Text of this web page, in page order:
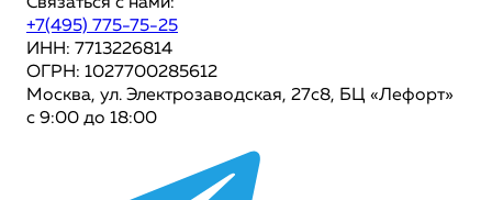
+7(495) 775-75-25
ИНН: 7713226814
ОГРН: 1027700285612
Москва, ул. Электрозаводская, 27с8, БЦ «Лефорт»
с 9:00 до 18:00